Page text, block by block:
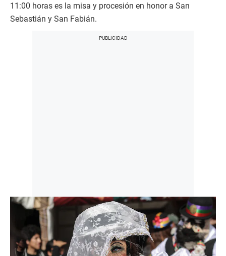
11:00 horas es la misa y procesión en honor a San
Sebastián y San Fabián.